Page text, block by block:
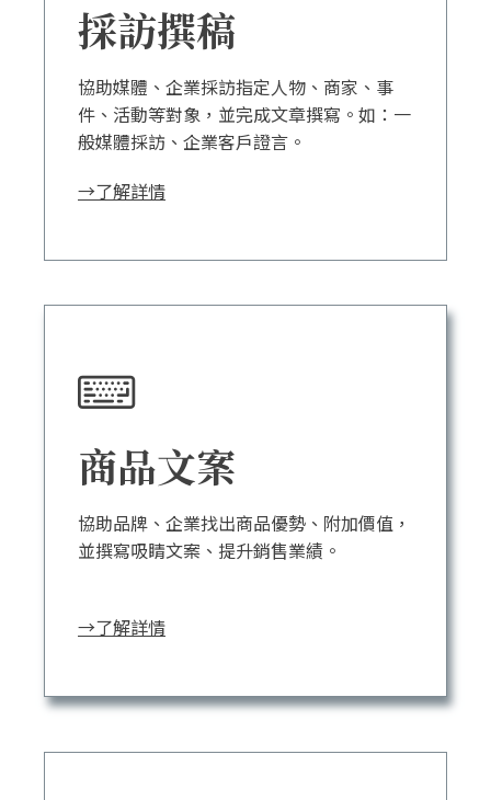
採訪撰稿
協助媒體、企業採訪指定人物、商家、事
件、活動等對象，並完成文章撰寫。如：一
般媒體採訪、企業客戶證言。
→了解詳情
商品文案
協助品牌、企業找出商品優勢、附加價值，
並撰寫吸睛文案、提升銷售業績。
→了解詳情